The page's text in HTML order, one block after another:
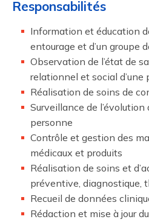
Responsabilités
Information et éducation
entourage et d’un groupe
Observation de l’état de
relationnel et social d’une
Réalisation de soins de
Surveillance de l’évolution
personne
Contrôle et gestion des
médicaux et produits
Réalisation de soins et
préventive, diagnostique,
Recueil de données
Rédaction et mise à jour